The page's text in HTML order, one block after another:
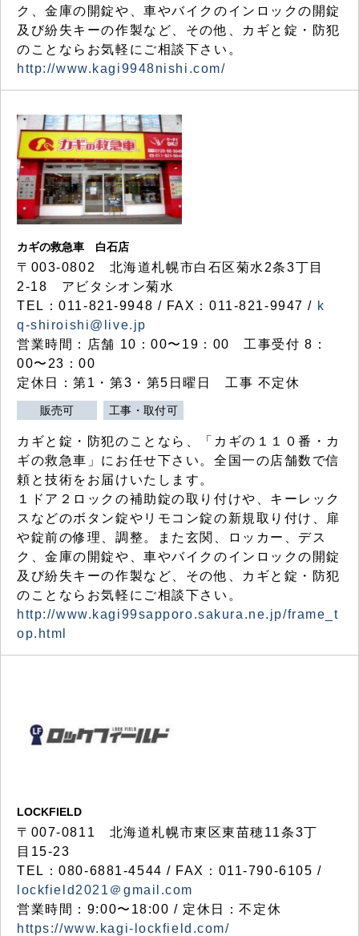
ク、金庫の開錠や、車やバイクのインロックの開錠
及び紛失キーの作製など、その他、カギと錠・防犯
のことならお気軽にご相談下さい。
http://www.kagi9948nishi.com/
カギの救急車 白石店
〒003-0802 北海道札幌市白石区菊水2条3丁目
2-18 アビタシオン菊水
TEL：011-821-9948 / FAX：011-821-9947 / k
q-shiroishi@live.jp
営業時間：店舗 10：00〜19：00 工事受付 8：
00〜23：00
定休日：第1・第3・第5日曜日 工事 不定休
販売可 工事・取付可
カギと錠・防犯のことなら、「カギの１１０番・カ
ギの救急車」にお任せ下さい。全国一の店舗数で信
頼と技術をお届けいたします。
１ドア２ロックの補助錠の取り付けや、キーレック
スなどのボタン錠やリモコン錠の新規取り付け、扉
や錠前の修理、調整。また玄関、ロッカー、デス
ク、金庫の開錠や、車やバイクのインロックの開錠
及び紛失キーの作製など、その他、カギと錠・防犯
のことならお気軽にご相談下さい。
http://www.kagi99sapporo.sakura.ne.jp/frame_t
op.html
LOCKFIELD
〒007-0811 北海道札幌市東区東苗穂11条3丁
目15-23
TEL：080-6881-4544 / FAX：011-790-6105 /
lockfield2021＠gmail.com
営業時間：9:00〜18:00 / 定休日：不定休
https://www.kagi-lockfield.com/